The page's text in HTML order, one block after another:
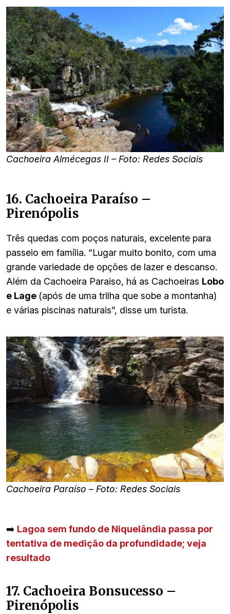
Cachoeira Almécegas II – Foto: Redes Sociais
16. Cachoeira Paraíso –
Pirenópolis
Três quedas com poços naturais, excelente para
passeio em família. “Lugar muito bonito, com uma
grande variedade de opções de lazer e descanso.
Além da Cachoeira Paraiso, há as Cachoeiras Lobo
e Lage (após de uma trilha que sobe a montanha)
e várias piscinas naturais”, disse um turista.
Cachoeira Paraíso – Foto: Redes Sociais
➡️ Lagoa sem fundo de Niquelândia passa por
tentativa de medição da profundidade; veja
resultado
17. Cachoeira Bonsucesso –
Pirenópolis